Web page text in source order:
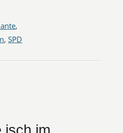
,
,SPD
isch im